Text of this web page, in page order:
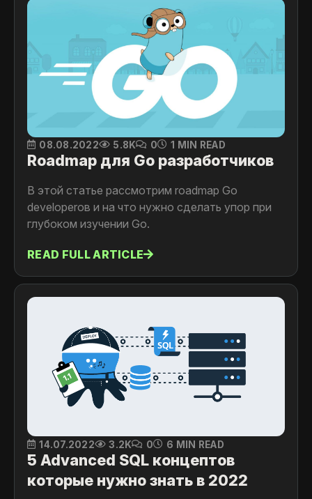
08.08.2022 5.8K 0 1 MIN READ
Roadmap для Go разработчиков
В этой статье рассмотрим roadmap Go
developerов и на что нужно сделать упор при
глубоком изучении Go.
READ FULL ARTICLE
14.07.2022 3.2K 0 6 MIN READ
5 Advanced SQL концептов
которые нужно знать в 2022